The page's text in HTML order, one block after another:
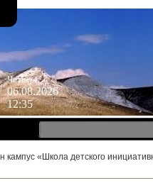
Четверг
06.08.2026
12:35
кампус «Школа детского